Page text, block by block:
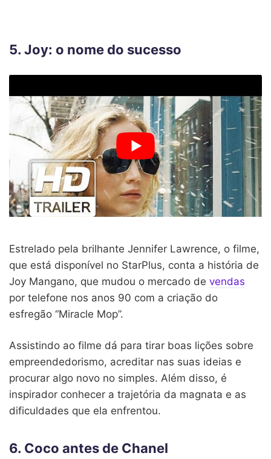
5. Joy: o nome do sucesso
Estrelado pela brilhante Jennifer Lawrence, o filme,
que está disponível no StarPlus, conta a história de
Joy Mangano, que mudou o mercado de vendas
por telefone nos anos 90 com a criação do
esfregão “Miracle Mop”.
Assistindo ao filme dá para tirar boas lições sobre
empreendedorismo, acreditar nas suas ideias e
procurar algo novo no simples. Além disso, é
inspirador conhecer a trajetória da magnata e as
dificuldades que ela enfrentou.
6. Coco antes de Chanel